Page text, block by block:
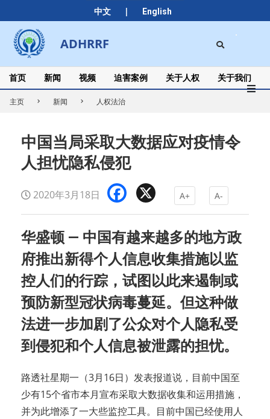
中文 | English
to
content
ADHRRF
Secondary
Navigation
Menu
首页 新闻 视频 迫害案例 关于人权 关于我们
主页 新闻 人权法治
中国当局采取大数据应对疫情令
人担忧隐私侵犯
2020年3月18日 Facebook A+ A-
华盛顿 — 中国有越来越多的地方政
府推出新得个人信息收集措施以监
控人们的行踪，试图以此来遏制或
预防新型冠状病毒蔓延。但这种做
法进一步加剧了公众对个人隐私受
到侵犯和个人信息被泄露的担忧。
路透社星期一（3月16日）发表报道说，目前中国至
少有15个省市本月宣布采取大数据收集和运用措施，
并为此增添了一大些监控工具。目前中国已经使用人